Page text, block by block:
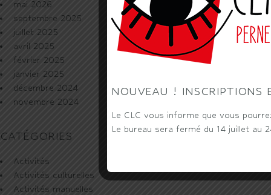
mai 2026
septembre 2025
juillet 2025
avril 2025
février 2025
janvier 2025
décembre 2024
novembre 2024
CATÉGORIES
Activités
Activités culturelles
Activités manuelles
NOUVEAU ! INSCRIPTIONS
Le CLC vous informe que vous
Le bureau sera fermé du 14 juillet au